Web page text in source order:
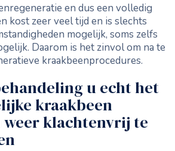
en dus een volledig
kost zeer veel tijd en is slechts
mogelijk, soms zelfs
Daarom is het zinvol om na te
kraakbeenprocedures.
u echt het
kraakbeen
klachtenvrij te